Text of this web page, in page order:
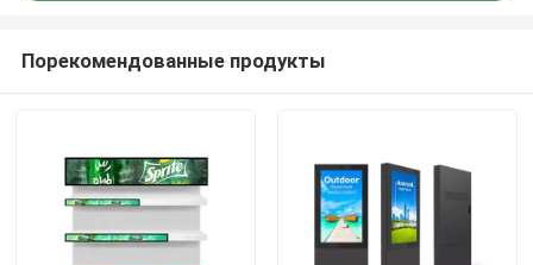
Порекомендованные продукты